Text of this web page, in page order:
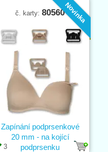
Novinka
č. karty: 80560
3
Zapínání podprsenkové
20 mm - na kojící
podprsenku